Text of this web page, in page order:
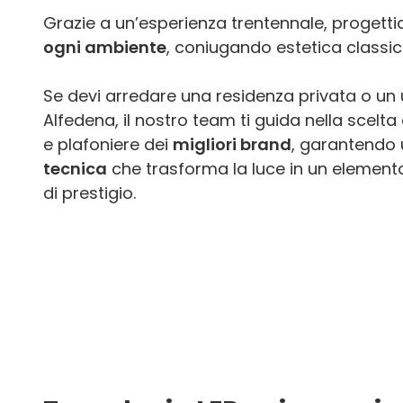
Grazie a un’esperienza trentennale,
ogni ambiente, coniugando estetica
Se devi arredare una residenza privata o
Alfedena, il nostro team ti guida nella
e plafoniere dei migliori brand, garantendo
tecnica che trasforma la luce in un
di prestigio.